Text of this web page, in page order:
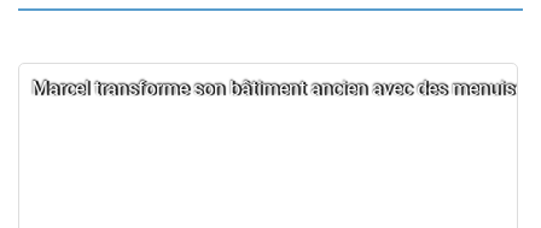
Marcel transforme son bâtiment ancien avec des